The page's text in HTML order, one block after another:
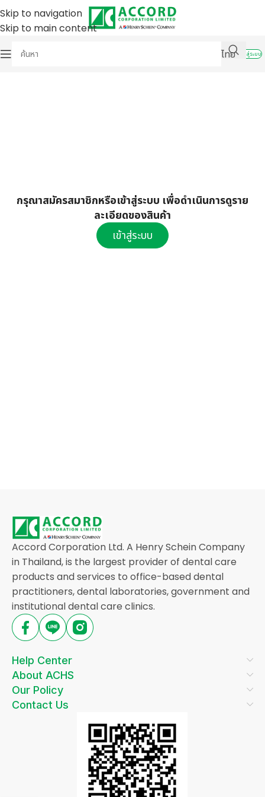
Skip to navigation
Skip to main content
ไทย
เข้าสู่ระบบ
กรุณาสมัครสมาชิกหรือเข้าสู่ระบบ เพื่อดำเนินการดูราย
ละเอียดของสินค้า
เข้าสู่ระบบ
Accord Corporation Ltd. A Henry Schein Company
in Thailand, is the largest provider of dental care
products and services to office-based dental
practitioners, dental laboratories, government and
institutional dental care clinics.
Help Center
About ACHS
Our Policy
Contact Us